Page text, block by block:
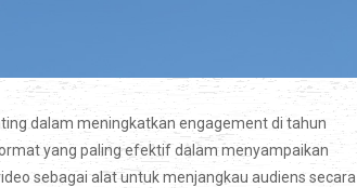
dalam meningkatkan engagement di tahun
yang paling efektif dalam menyampaikan
sebagai alat untuk menjangkau audiens secara